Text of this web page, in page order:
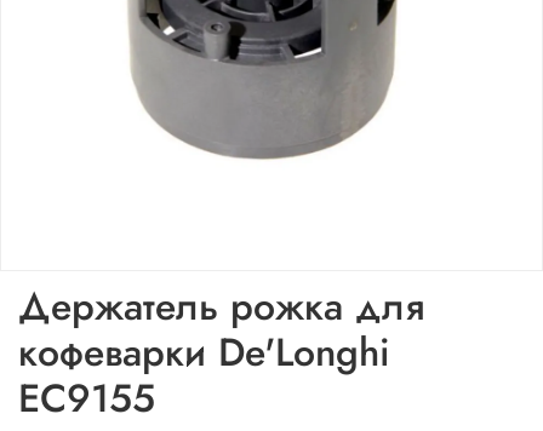
Держатель рожка для
кофеварки De'Longhi
EC9155